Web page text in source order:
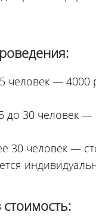
человек — 4000
до 30 человек —
30 человек —